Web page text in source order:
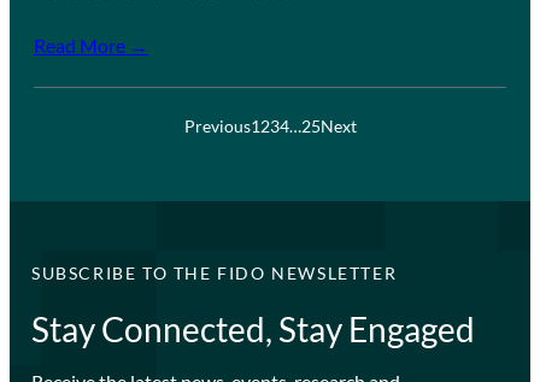
Read More →
Previous1234…25Next
SUBSCRIBE TO THE FIDO NEWSLETTER
Stay Connected, Stay Engaged